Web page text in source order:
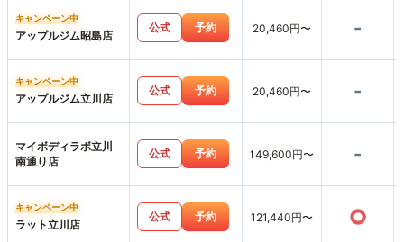
キャンペーン中
アップルジム昭島店
公式 予約 20,460円〜 -
キャンペーン中
アップルジム立川店
公式 予約 20,460円〜 -
マイボディラボ立川
南通り店
公式 予約 149,600円〜 -
キャンペーン中
ラット立川店
公式 予約 121,440円〜 ○